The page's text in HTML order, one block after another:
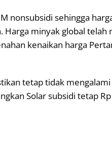
nonsubsidi sehingga
minyak global telah
kenaikan harga
tetap tidak
Solar subsidi tetap